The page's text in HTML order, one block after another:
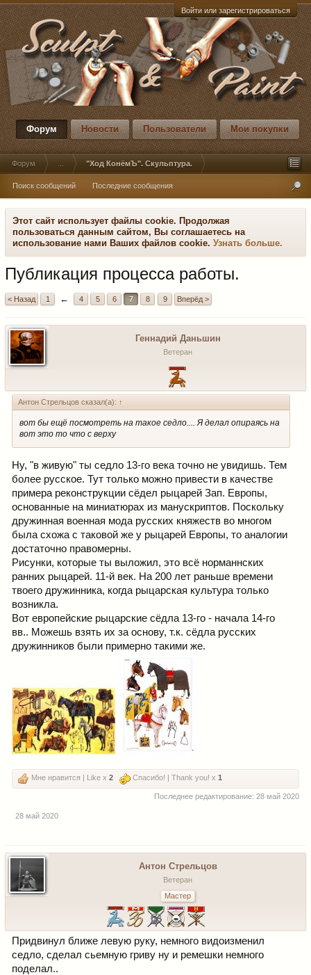
Войти или зарегистрироваться
Форум Новости Пользователи Мои покупки
Форум "Ход КонёмЪ". Скульптура.
Поиск сообщений Последние сообщения
Этот сайт использует файлы cookie. Продолжая
пользоваться данным сайтом, Вы соглашаетесь на
использование нами Ваших файлов cookie. Узнать больше.
Публикация процесса работы.
< Назад 1 ← 4 5 6 7 8 9 Вперёд >
Геннадий Даньшин
Ветеран
Антон Стрельцов сказал(а): ↑
вот бы ещё посмотреть на такое седло.... Я делал опираясь на
вот это то что с верху
Ну, "в живую" ты седло 13-го века точно не увидишь. Тем
более русское. Тут только можно привести в качестве
примера реконструкции сёдел рыцарей Зап. Европы,
основанные на миниатюрах из манускриптов. Поскольку
дружинная военная мода русских княжеств во многом
была схожа с таковой же у рыцарей Европы, то аналогии
достаточно правомерны.
Рисунки, которые ты выложил, это всё норманнских
ранних рыцарей. 11-й век. На 200 лет раньше времени
твоего дружинника, когда рыцарская культура только
возникла.
Вот европейские рыцарские сёдла 13-го - начала 14-го
вв.. Можешь взять их за основу, т.к. сёдла русских
дружинников были примерно такими же.
Мне нравится | Like x 2 Спасибо! | Thank you! x 1
Последнее редактирование: 28 май 2020
28 май 2020
Антон Стрельцов
Ветеран
Мастер
Придвинул ближе левую руку, немного видоизменил
седло, сделал сьемную гриву ну и ремешки немного
поделал..